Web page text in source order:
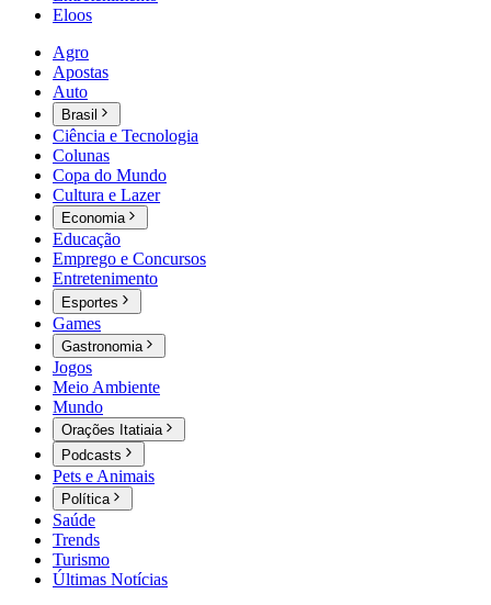
Eloos
Agro
Apostas
Auto
Brasil
Ciência e Tecnologia
Colunas
Copa do Mundo
Cultura e Lazer
Economia
Educação
Emprego e Concursos
Entretenimento
Esportes
Games
Gastronomia
Jogos
Meio Ambiente
Mundo
Orações Itatiaia
Podcasts
Pets e Animais
Política
Saúde
Trends
Turismo
Últimas Notícias